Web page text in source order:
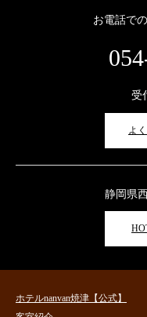
お電話で
受
よ
静岡県
ホテルnanvan焼津【公式】